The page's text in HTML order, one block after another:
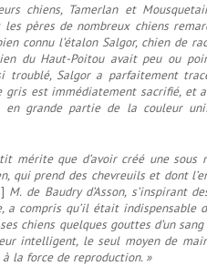
chiens, Tamerlan et
pères de nombreux chiens
connu l’étalon Salgor, chien de
du Haut-Poitou avait peu ou
troublé, Salgor a parfaitement
est immédiatement sacrifié, et
grande partie de la couleur
mérite que d’avoir créé une sous
qui prend des chevreuils et dont
M. de Baudry d’Asson, s’inspirant
a compris qu’il était indispensable
chiens quelques gouttes d’un
intelligent, le seul moyen de
la force de reproduction. »